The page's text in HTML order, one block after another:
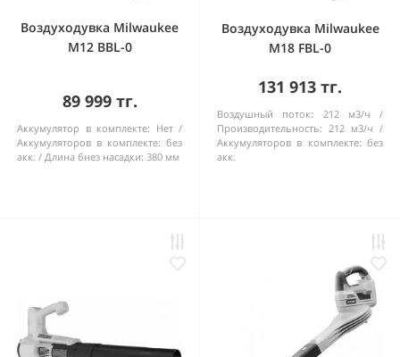
Воздуходувка Milwaukee
M12 BBL-0
89 999 тг.
Аккумулятор в комплекте: Нет
Аккумуляторов в комплекте: без
акк.
Длина бнез насадки: 380 мм
Воздуходувка Milwaukee
M18 FBL-0
131 913 тг.
Воздушный поток:
212 м3/ч
Производительность: 212 м3/ч
Аккумуляторов в комплекте: без
акк.